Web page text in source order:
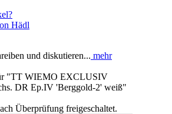
Hädl
und diskutieren... mehr
"TT WIEMO EXCLUSIV
DR Ep.IV 'Berggold-2' weiß"
Überprüfung freigeschaltet.